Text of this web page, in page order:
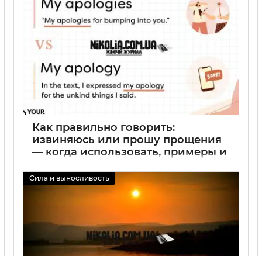
Как правильно говорить:
извиняюсь или прошу прощения
— когда использовать, примеры и
правила употребления
02 09 2025 0
Сила и выносливость